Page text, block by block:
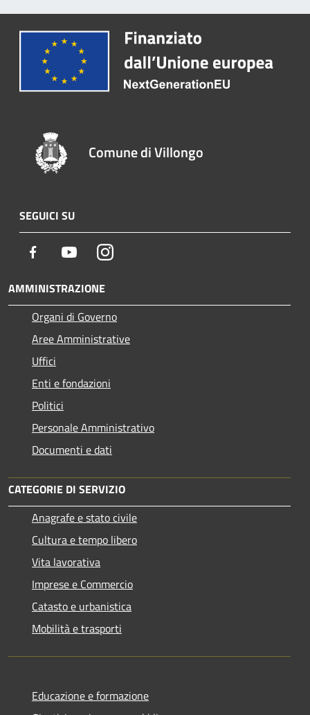
Comune di Villongo
SEGUICI SU
Facebook YoutubeInstagram
AMMINISTRAZIONE
Organi di Governo
Aree Amministrative
Uffici
Enti e fondazioni
Politici
Personale Amministrativo
Documenti e dati
CATEGORIE DI SERVIZIO
Anagrafe e stato civile
Cultura e tempo libero
Vita lavorativa
Imprese e Commercio
Catasto e urbanistica
Mobilità e trasporti
Educazione e formazione